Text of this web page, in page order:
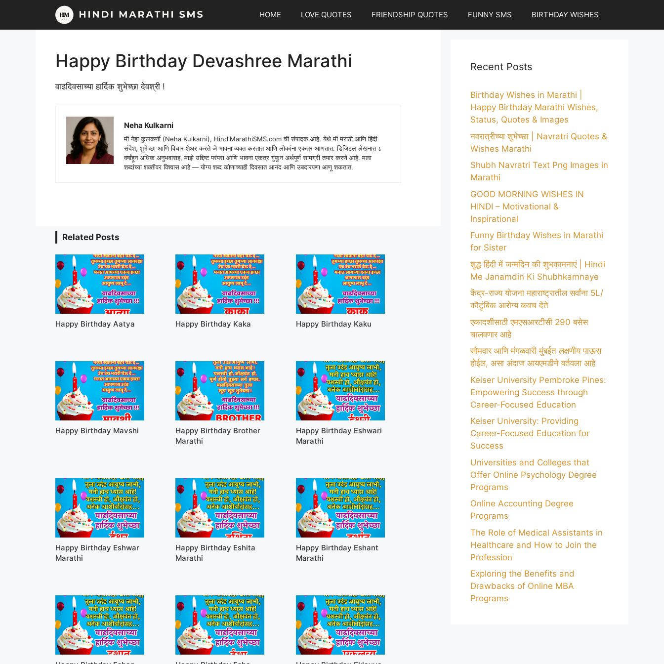
content
HOME LOVE QUOTES FRIENDSHIP QUOTES FUNNY SMS BIRTHDAY WISHES
Happy Birthday Devashree Marathi
वाढदिवसाच्या हार्दिक शुभेच्छा देवश्री !
Neha Kulkarni
मी नेहा कुलकर्णी (Neha Kulkarni), HindiMarathiSMS.com ची संपादक आहे. येथे मी मराठी आणि हिंदी
संदेश, शुभेच्छा आणि विचार शेअर करते जे भावना व्यक्त करतात आणि लोकांना एकत्र आणतात. डिजिटल लेखनात ८
वर्षांहून अधिक अनुभवासह, माझे उद्दिष्ट परंपरा आणि भावना एकत्र गुंफून अर्थपूर्ण सामग्री तयार करणे आहे. मला
शब्दांच्या शक्तीवर विश्वास आहे — योग्य शब्द कोणाच्याही दिवसात आनंद आणि उबदारपणा आणू शकतात.
Related Posts
Happy Birthday Aatya Happy Birthday Kaka Happy Birthday Kaku
Happy Birthday Mavshi
Happy Birthday Brother
Marathi
Happy Birthday Eshwari
Marathi
Happy Birthday Eshwar
Marathi
Happy Birthday Eshita
Marathi
Happy Birthday Eshant
Marathi
Recent Posts
Birthday Wishes in Marathi |
Happy Birthday Marathi Wishes,
Status, Quotes & Images
नवरात्रीच्या शुभेच्छा | Navratri Quotes &
Wishes Marathi
Shubh Navratri Text Png Images in
Marathi
GOOD MORNING WISHES IN
HINDI – Motivational &
Inspirational
Funny Birthday Wishes in Marathi
for Sister
शुद्ध हिंदी में जन्मदिन की शुभकामनाएं | Hindi
Me Janamdin Ki Shubhkamnaye
केंद्र-राज्य योजना महाराष्ट्रातील सर्वांना 5L/
कौटुंबिक आरोग्य कवच देते
एकादशीसाठी एमएसआरटीसी 290 बसेस
चालवणार आहे
सोमवार आणि मंगळवारी मुंबईत लक्षणीय पाऊस
होईल, असा अंदाज आयएमडीने वर्तवला आहे
Keiser University Pembroke Pines:
Empowering Success through
Career-Focused Education
Keiser University: Providing
Career-Focused Education for
Success
Universities and Colleges that
Offer Online Psychology Degree
Programs
Online Accounting Degree
Programs
The Role of Medical Assistants in
Healthcare and How to Join the
Profession
Exploring the Benefits and
Drawbacks of Online MBA
Programs